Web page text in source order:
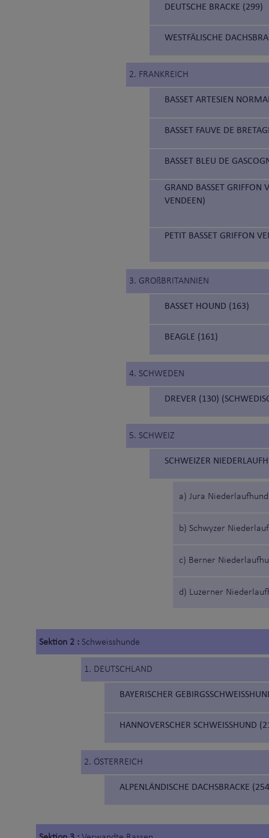
DEUTSCHE BRACKE (299)
WESTFÄLISCHE
2. FRANKREICH
BASSET ARTESIEN
BASSET FAUVE DE
BASSET BLEU DE
GRAND BASSET GRIFFON
VENDEEN)
PETIT BASSET GRIFFON
3. GROßBRITANNIEN
BASSET HOUND (163)
BEAGLE (161)
4. SCHWEDEN
DREVER (130)
5. SCHWEIZ
SCHWEIZER
a) Jura Niederlaufhund
b) Schwyzer
c) Berner
d) Luzerner
Sektion 2 : Schweisshunde
1. DEUTSCHLAND
BAYERISCHER
HANNOVERSCHER SCHWEISSHUND
2. ÖSTERREICH
ALPENLÄNDISCHE DACHSBRACKE